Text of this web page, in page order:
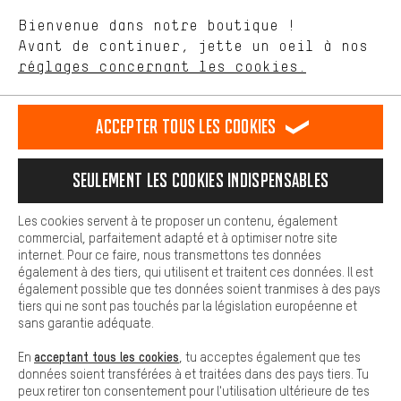
Langue"
français english
EN Deutsch español
RÉSILIER LE CONTRAT Communauté d'Aix-la-Chapelle
Programme d'affiliation Mentions Légales Protection des données
Conditions générales de vente Plateforme d'Alerte
Reprise des batteries Corepile Paramètres de cookies
Modifier le contraste
Tous les prix s'entendent en euros (MwSt hors) plus les
frais de portpour la livraison versÉtats-Unis.
Bienvenue dans notre boutique !
Avant de continuer, jette un oeil à nos
réglages concernant les cookies.
nous proposons grâce à ton comportement d'achat.
Plus de confort
est plus confortable. Avec les cookies de confort, nous
Nous pouvons ainsi mettre à ta disposition d'autres contenus et
informations utiles. De plus, tu as la possibilité d'utiliser des
facilement les bons produits. Par exemple, nous proposons une
facilement aux questions.
Cookies de base
Les cookies de base garantissent que tu puisses utiliser les
fonctions de notre site web.
Accepter tous les cookies
Seulement les cookies indispensables
Les cookies servent à te proposer un contenu, également
commercial, parfaitement adapté et à optimiser notre site
internet. Pour ce faire, nous transmettons tes données
également à des tiers, qui utilisent et traitent ces données. Il est
également possible que tes données soient tranmises à des pays
tiers qui ne sont pas touchés par la législation européenne et
sans garantie adéquate.
En acceptant tous les cookies , tu acceptes également que tes
données soient transférées à et traitées dans des pays tiers. Tu
peux retirer ton consentement pour l'utilisation ultérieure de tes